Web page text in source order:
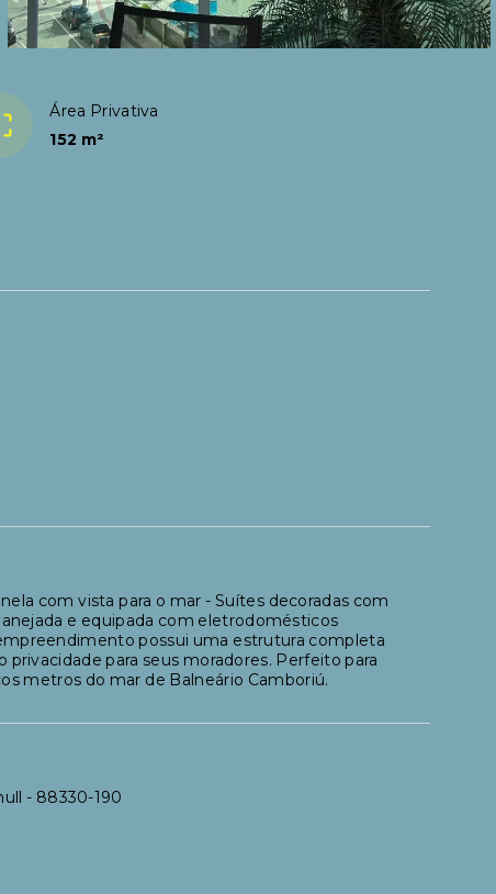
Área Privativa
152 m²
com vista para o mar - Suítes decoradas com
e equipada com eletrodomésticos
possui uma estrutura completa
para seus moradores. Perfeito para
metros do mar de Balneário Camboriú.
- 88330-190